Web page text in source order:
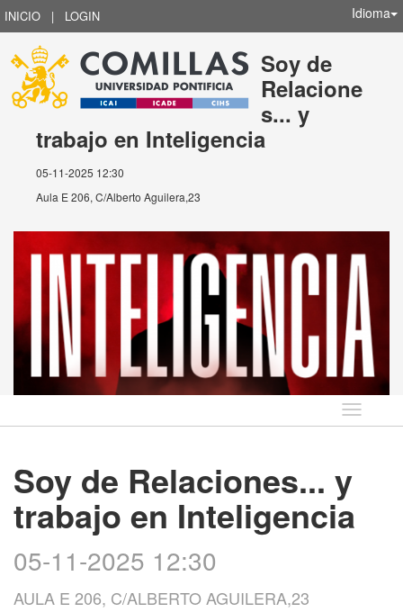
INICIO | LOGIN Idioma
Soy de
Relacione
s... y
trabajo en Inteligencia
05-11-2025 12:30
Aula E 206, C/Alberto Aguilera,23
Idioma
Soy de Relaciones... y
trabajo en Inteligencia
05-11-2025 12:30
AULA E 206, C/ALBERTO AGUILERA,23